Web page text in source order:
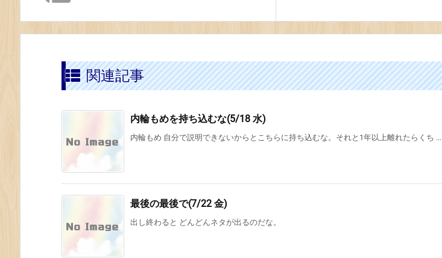
関連記事
内輪もめを持ち込むな(5/18 水)
内輪もめ 自分で説明できないからとこちらに持ち込むな。それと1年以上離れたらくち ...
最後の最後で(7/22 金)
出し終わると どんどんネタが出るのだな。